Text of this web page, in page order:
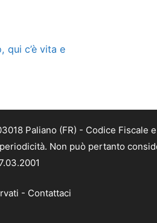
qui c’è vita e
Paliano (FR) - Codice Fiscale
Non può pertanto
- Contattaci